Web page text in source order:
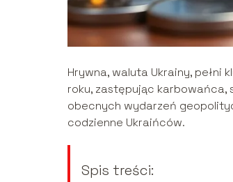
Hrywna, waluta Ukrainy, pełni
roku, zastępując karbowańca,
obecnych wydarzeń
codzienne Ukraińców.
Spis treści: